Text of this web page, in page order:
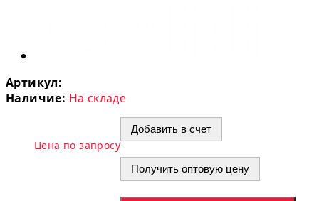
Артикул:
Наличие: На складе
Цена по запросу
Добавить в счет
Получить оптовую цену